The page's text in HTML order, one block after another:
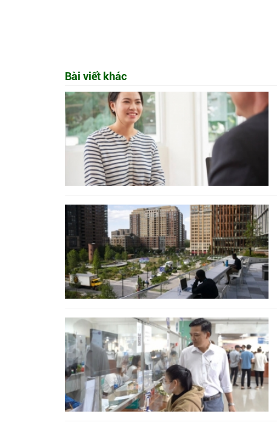
Bài viết khác